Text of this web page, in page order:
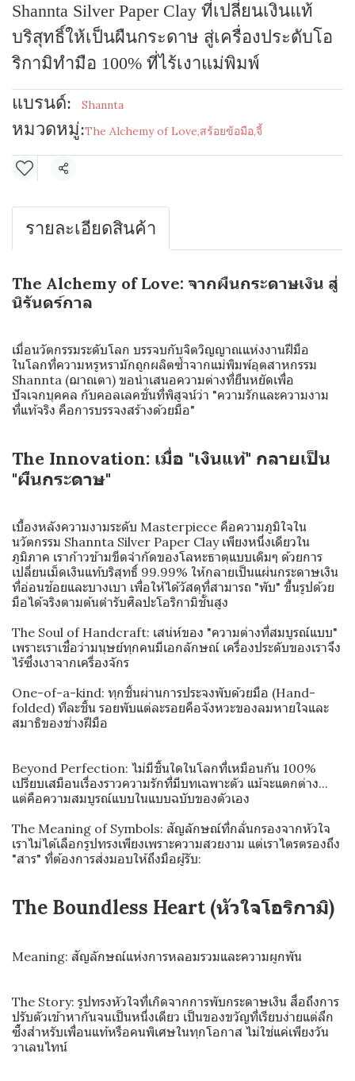
Shannta Silver Paper Clay ที่เปลี่ยนเงินแท้
บริสุทธิ์ให้เป็นผืนกระดาษ สู่เครื่องประดับโอ
ริกามิทำมือ 100% ที่ไร้เงาแม่พิมพ์
แบรนด์:
Shannta
หมวดหมู่:The Alchemy of Love,สร้อยข้อมือ,จี้
แชร์
รายละเอียดสินค้า
The Alchemy of Love: จากผืนกระดาษเงิน สู่
นิรันดร์กาล
เมื่อนวัตกรรมระดับโลก บรรจบกับจิตวิญญาณแห่งงานฝีมือ
ในโลกที่ความหรูหรามักถูกผลิตซ้ำจากแม่พิมพ์อุตสาหกรรม
Shannta (ฌาณตา) ขอนำเสนอความต่างที่ยืนหยัดเพื่อ
ปัจเจกบุคคล กับคอลเลคชั่นที่พิสูจน์ว่า "ความรักและความงาม
ที่แท้จริง คือการบรรจงสร้างด้วยมือ"
The Innovation: เมื่อ "เงินแท้" กลายเป็น
"ผืนกระดาษ"
เบื้องหลังความงามระดับ Masterpiece คือความภูมิใจใน
นวัตกรรม Shannta Silver Paper Clay เพียงหนึ่งเดียวใน
ภูมิภาค เราก้าวข้ามขีดจำกัดของโลหะธาตุแบบเดิมๆ ด้วยการ
เปลี่ยนเม็ดเงินแท้บริสุทธิ์ 99.99% ให้กลายเป็นแผ่นกระดาษเงิน
ที่อ่อนช้อยและบางเบา เพื่อให้ได้วัสดุที่สามารถ "พับ" ขึ้นรูปด้วย
มือได้จริงตามต้นตำรับศิลปะโอริกามิชั้นสูง
The Soul of Handcraft: เสน่ห์ของ "ความต่างที่สมบูรณ์แบบ"
เพราะเราเชื่อว่ามนุษย์ทุกคนมีเอกลักษณ์ เครื่องประดับของเราจึง
ไร้ซึ่งเงาจากเครื่องจักร
One-of-a-kind: ทุกชิ้นผ่านการประจงพับด้วยมือ (Hand-
folded) ทีละชิ้น รอยพับแต่ละรอยคือจังหวะของลมหายใจและ
สมาธิของช่างฝีมือ
Beyond Perfection: ไม่มีชิ้นใดในโลกที่เหมือนกัน 100%
เปรียบเสมือนเรื่องราวความรักที่มีบทเฉพาะตัว แม้จะแตกต่าง...
แต่คือความสมบูรณ์แบบในแบบฉบับของตัวเอง
The Meaning of Symbols: สัญลักษณ์ที่กลั่นกรองจากหัวใจ
เราไม่ได้เลือกรูปทรงเพียงเพราะความสวยงาม แต่เราไตรตรองถึง
"สาร" ที่ต้องการส่งมอบให้ถึงมือผู้รับ:
The Boundless Heart (หัวใจโอริกามิ)
Meaning: สัญลักษณ์แห่งการหลอมรวมและความผูกพัน
The Story: รูปทรงหัวใจที่เกิดจากการพับกระดาษเงิน สื่อถึงการ
ปรับตัวเข้าหากันจนเป็นหนึ่งเดียว เป็นของขวัญที่เรียบง่ายแต่ลึก
ซึ้งสำหรับเพื่อนแท้หรือคนพิเศษในทุกโอกาส ไม่ใช่แค่เพียงวัน
วาเลนไทน์